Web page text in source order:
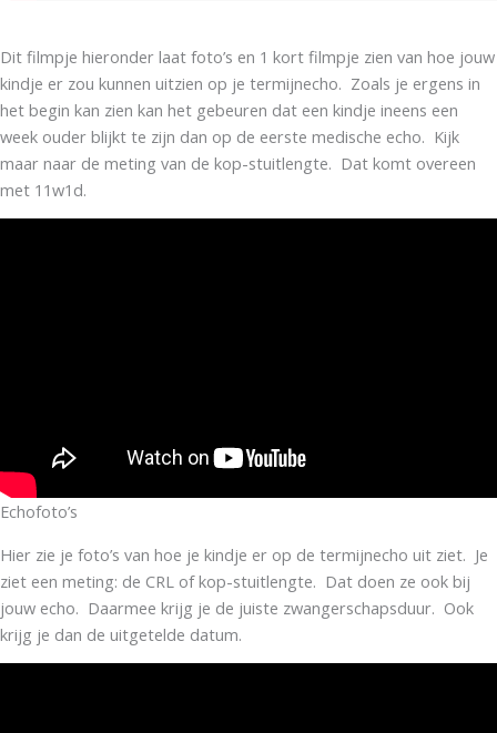
Dit filmpje hieronder laat foto’s en 1 kort filmpje zien van hoe jouw
kindje er zou kunnen uitzien op je termijnecho. Zoals je ergens in
het begin kan zien kan het gebeuren dat een kindje ineens een
week ouder blijkt te zijn dan op de eerste medische echo. Kijk
maar naar de meting van de kop-stuitlengte. Dat komt overeen
met 11w1d.
Echofoto’s
Hier zie je foto’s van hoe je kindje er op de termijnecho uit ziet. Je
ziet een meting: de CRL of kop-stuitlengte. Dat doen ze ook bij
jouw echo. Daarmee krijg je de juiste zwangerschapsduur. Ook
krijg je dan de uitgetelde datum.